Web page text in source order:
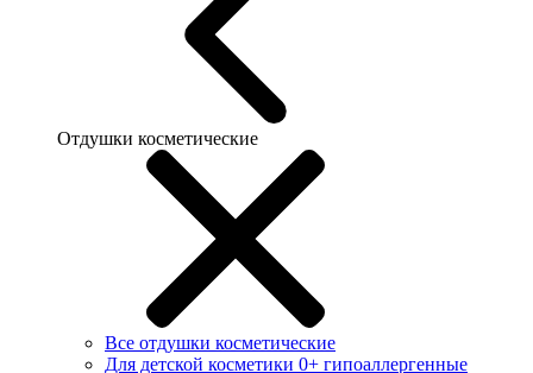
Отдушки косметические
Все отдушки косметические
Для детской косметики 0+ гипоаллергенные